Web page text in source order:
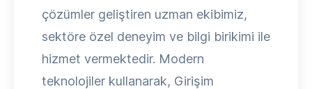
çözümler geliştiren uzman ekibimiz,
sektöre özel deneyim ve bilgi birikimi ile
hizmet vermektedir. Modern
teknolojiler kullanarak, Girişim